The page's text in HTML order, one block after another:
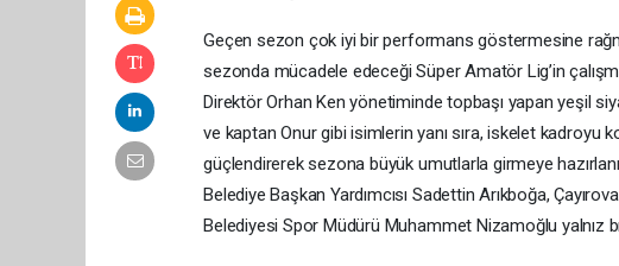
Geçen sezon çok iyi bir performans göstermesine
sezonda mücadele edeceği Süper Amatör Lig’in
Direktör Orhan Ken yönetiminde topbaşı yapan yeşil
ve kaptan Onur gibi isimlerin yanı sıra, iskelet kadroyu
güçlendirerek sezona büyük umutlarla girmeye
Belediye Başkan Yardımcısı Sadettin Arıkboğa,
Belediyesi Spor Müdürü Muhammet Nizamoğlu yalnız